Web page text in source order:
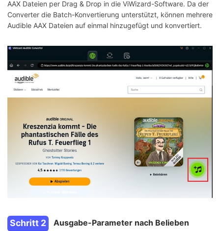
AAX Dateien per Drag & Drop in die ViWizard-Software. Da der
Converter die Batch-Konvertierung unterstützt, können mehrere
Audible AAX Dateien auf einmal hinzugefügt und konvertiert.
Schritt 2
Ausgabe-Parameter nach Belieben